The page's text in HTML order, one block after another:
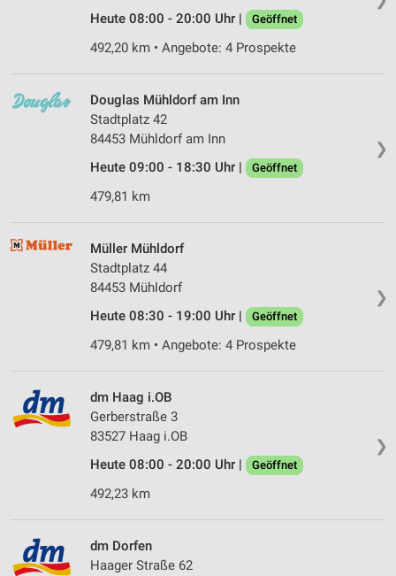
Heute 08:00 - 20:00 Uhr | Geöffnet
492,20 km • Angebote: 4 Prospekte
❯
Douglas Mühldorf am Inn
Stadtplatz 42
84453 Mühldorf am Inn
Heute 09:00 - 18:30 Uhr |
Geöffnet
479,81 km
❯
Müller Mühldorf
Stadtplatz 44
84453 Mühldorf
Heute 08:30 - 19:00 Uhr |
Geöffnet
479,81 km • Angebote: 4 Prospekte
❯
dm Haag i.OB
Gerberstraße 3
83527 Haag i.OB
Heute 08:00 - 20:00 Uhr |
Geöffnet
492,23 km
dm Dorfen
Haager Straße 62